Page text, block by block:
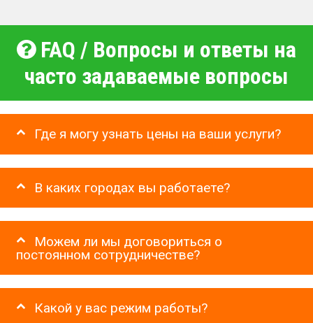
FAQ / Вопросы и ответы на
часто задаваемые вопросы
Где я могу узнать цены на ваши услуги?
В каких городах вы работаете?
Можем ли мы договориться о
постоянном сотрудничестве?
Какой у вас режим работы?